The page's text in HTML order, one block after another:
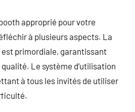
approprié pour votre
à plusieurs aspects. La
primordiale, garantissant
Le système d’utilisation
à tous les invités de utiliser